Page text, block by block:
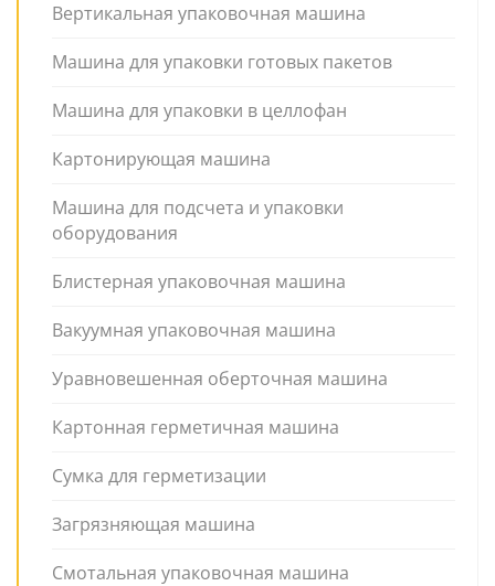
Вертикальная упаковочная машина
Машина для упаковки готовых пакетов
Машина для упаковки в целлофан
Картонирующая машина
Машина для подсчета и упаковки
оборудования
Блистерная упаковочная машина
Вакуумная упаковочная машина
Уравновешенная оберточная машина
Картонная герметичная машина
Сумка для герметизации
Загрязняющая машина
Смотальная упаковочная машина